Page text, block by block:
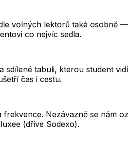
volných lektorů také osobně
co nejvíc sedla.
sdílené tabuli, kterou student
čas i cestu.
Nezávazně se
(dříve Sodexo).